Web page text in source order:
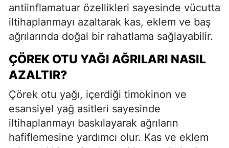
antiinflamatuar özellikleri sayesinde vücutta
iltihaplanmayı azaltarak kas, eklem ve baş
ağrılarında doğal bir rahatlama sağlayabilir.
ÇÖREK OTU YAĞI AĞRILARI NASIL
AZALTIR?
Çörek otu yağı, içerdiği timokinon ve
esansiyel yağ asitleri sayesinde
iltihaplanmayı baskılayarak ağrıların
hafiflemesine yardımcı olur. Kas ve eklem